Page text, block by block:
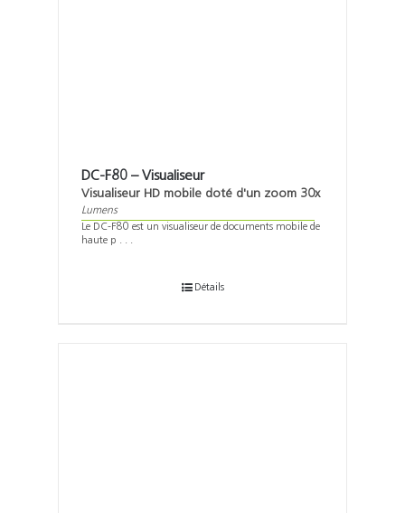
DC-F80 – Visualiseur
Visualiseur HD mobile doté d'un zoom 30x
Lumens
Le DC-F80 est un visualiseur de documents mobile de
haute p . . .
Détails